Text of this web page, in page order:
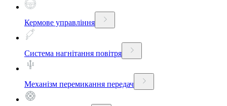
Кермове управління
Система нагнітання повітря
Механізм перемикання передач